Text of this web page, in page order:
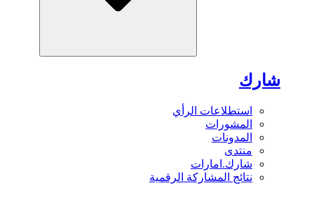
شارك
استطلاعات الرأي
المشورات
المدونات
منتدى
شارك.امارات
نتائج المشاركة الرقمية